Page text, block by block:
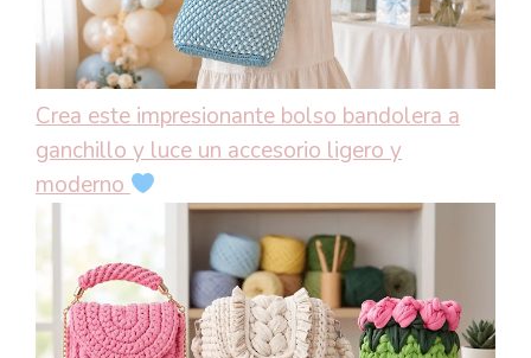
Crea este impresionante bolso bandolera a
ganchillo y luce un accesorio ligero y
moderno